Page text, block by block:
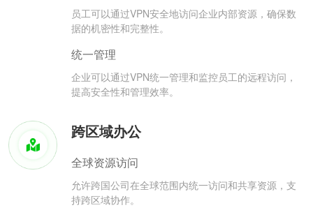
员工可以通过VPN安全地访问企业内部资源，确保数
据的机密性和完整性。
统一管理
企业可以通过VPN统一管理和监控员工的远程访问，
提高安全性和管理效率。
跨区域办公
全球资源访问
允许跨国公司在全球范围内统一访问和共享资源，支
持跨区域协作。